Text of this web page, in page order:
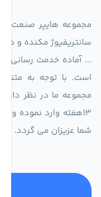
مجموعه هایپر صنعت
سانتریفیوژ مکنده و
... آماده خدمت رسانی
است. با توجه به
مجموعه ما در نظر
13هفته وارد نموده و
شما عزیزان می گردد.